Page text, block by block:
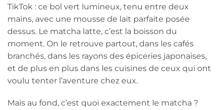
TikTok : ce bol vert lumineux, tenu entre deux
mains, avec une mousse de lait parfaite posée
dessus. Le matcha latte, c’est la boisson du
moment. On le retrouve partout, dans les cafés
branchés, dans les rayons des épiceries japonaises,
et de plus en plus dans les cuisines de ceux qui ont
voulu tenter l’aventure chez eux.
Mais au fond, c’est quoi exactement le matcha ?